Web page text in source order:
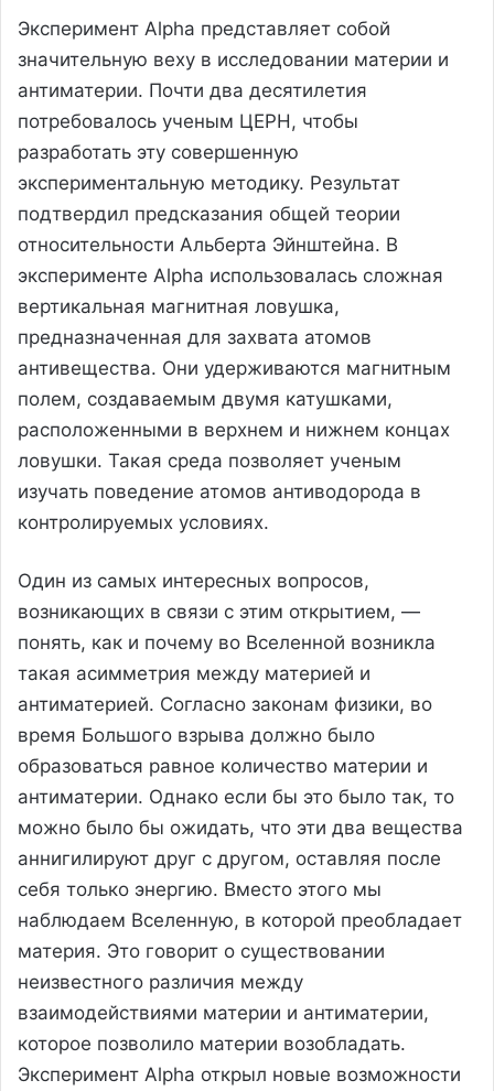
Эксперимент Alpha представляет собой
значительную веху в исследовании материи и
антиматерии. Почти два десятилетия
потребовалось ученым ЦЕРН, чтобы
разработать эту совершенную
экспериментальную методику. Результат
подтвердил предсказания общей теории
относительности Альберта Эйнштейна. В
эксперименте Alpha использовалась сложная
вертикальная магнитная ловушка,
предназначенная для захвата атомов
антивещества. Они удерживаются магнитным
полем, создаваемым двумя катушками,
расположенными в верхнем и нижнем концах
ловушки. Такая среда позволяет ученым
изучать поведение атомов антиводорода в
контролируемых условиях.
Один из самых интересных вопросов,
возникающих в связи с этим открытием, —
понять, как и почему во Вселенной возникла
такая асимметрия между материей и
антиматерией. Согласно законам физики, во
время Большого взрыва должно было
образоваться равное количество материи и
антиматерии. Однако если бы это было так, то
можно было бы ожидать, что эти два вещества
аннигилируют друг с другом, оставляя после
себя только энергию. Вместо этого мы
наблюдаем Вселенную, в которой преобладает
материя. Это говорит о существовании
неизвестного различия между
взаимодействиями материи и антиматерии,
которое позволило материи возобладать.
Эксперимент Alpha открыл новые возможности